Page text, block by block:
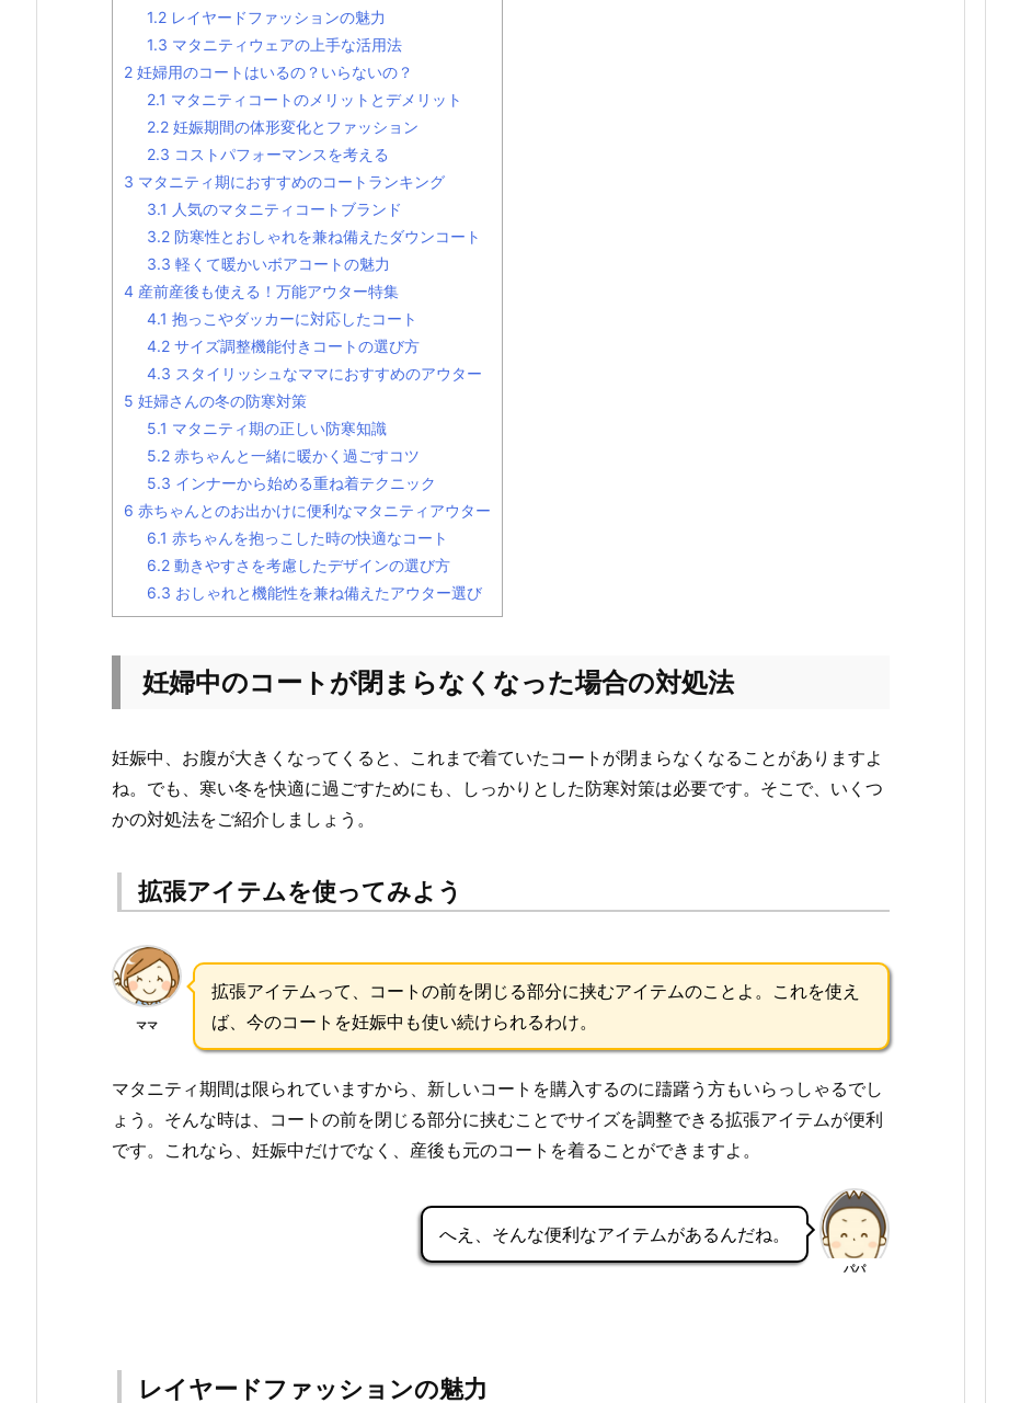
1.2 レイヤードファッションの魅力
1.3 マタニティウェアの上手な活用法
2 妊婦用のコートはいるの？いらないの？
2.1 マタニティコートのメリットとデメリット
2.2 妊娠期間の体形変化とファッション
2.3 コストパフォーマンスを考える
3 マタニティ期におすすめのコートランキング
3.1 人気のマタニティコートブランド
3.2 防寒性とおしゃれを兼ね備えたダウンコート
3.3 軽くて暖かいボアコートの魅力
4 産前産後も使える！万能アウター特集
4.1 抱っこやダッカーに対応したコート
4.2 サイズ調整機能付きコートの選び方
4.3 スタイリッシュなママにおすすめのアウター
5 妊婦さんの冬の防寒対策
5.1 マタニティ期の正しい防寒知識
5.2 赤ちゃんと一緒に暖かく過ごすコツ
5.3 インナーから始める重ね着テクニック
6 赤ちゃんとのお出かけに便利なマタニティアウター
6.1 赤ちゃんを抱っこした時の快適なコート
6.2 動きやすさを考慮したデザインの選び方
6.3 おしゃれと機能性を兼ね備えたアウター選び
妊婦中のコートが閉まらなくなった場合の対処法
妊娠中、お腹が大きくなってくると、これまで着ていたコートが閉まらなくなることがありますよ
ね。でも、寒い冬を快適に過ごすためにも、しっかりとした防寒対策は必要です。そこで、いくつ
かの対処法をご紹介しましょう。
拡張アイテムを使ってみよう
ママ
拡張アイテムって、コートの前を閉じる部分に挟むアイテムのことよ。これを使え
ば、今のコートを妊娠中も使い続けられるわけ。
マタニティ期間は限られていますから、新しいコートを購入するのに躊躇う方もいらっしゃるでし
ょう。そんな時は、コートの前を閉じる部分に挟むことでサイズを調整できる拡張アイテムが便利
です。これなら、妊娠中だけでなく、産後も元のコートを着ることができますよ。
へえ、そんな便利なアイテムがあるんだね。
パパ
レイヤードファッションの魅力